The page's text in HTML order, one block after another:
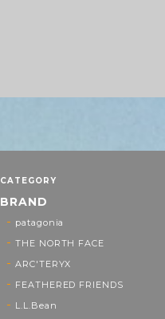
CATEGORY
BRAND
patagonia
THE NORTH FACE
ARC'TERYX
FEATHERED FRIENDS
L.L.Bean